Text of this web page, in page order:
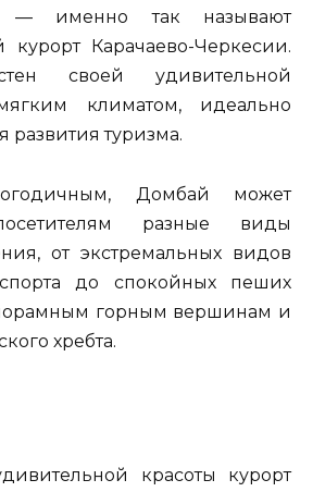
— именно так называют
курорт Карачаево-Черкесии.
своей удивительной
климатом, идеально
туризма.
Домбай может
разные виды
от экстремальных видов
до спокойных пеших
горным вершинам и
хребта.
красоты курорт